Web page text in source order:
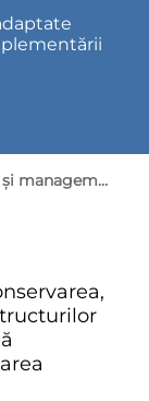
Asistență și management de proiect